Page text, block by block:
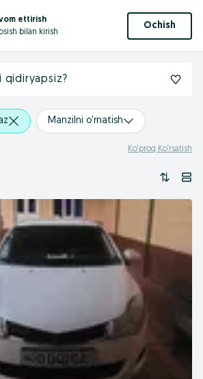
ettirish
bilan kirish
Ochish
qidiryapsiz?
Manzilni o'rnatish
Ko‘proq Ko‘rsatish